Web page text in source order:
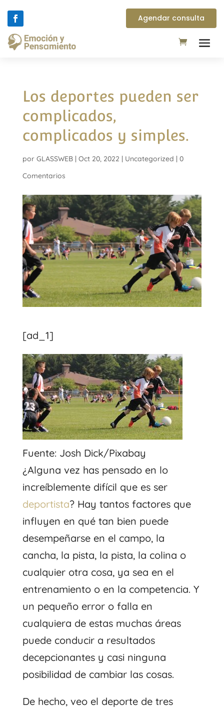
Agendar consulta
Los deportes pueden ser
complicados,
complicados y simples.
por GLASSWEB| Oct 20, 2022 | Uncategorized | 0
Comentarios
[ad_1]
Fuente: Josh Dick/Pixabay
¿Alguna vez has pensado en lo
increíblemente difícil que es ser
deportista? Hay tantos factores que
influyen en qué tan bien puede
desempeñarse en el campo, la
cancha, la pista, la pista, la colina o
cualquier otra cosa, ya sea en el
entrenamiento o en la competencia. Y
un pequeño error o falla en
cualquiera de estas muchas áreas
puede conducir a resultados
decepcionantes y casi ninguna
posibilidad de cambiar las cosas.
De hecho, veo el deporte de tres